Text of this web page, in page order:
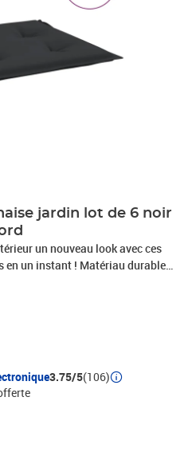
jardin lot de 6 noir
un nouveau look avec ces
un instant ! Matériau durable :
à l'eau, ainsi qu'aux dommages
résistant aux
d'extérieur est rembourré de
ultra-doux et optimal. Le
initiale après chaque
est non seulement
comme les meubles de
être utilisé à l'intérieur
et coussin de chaise de
3.75/5(106)